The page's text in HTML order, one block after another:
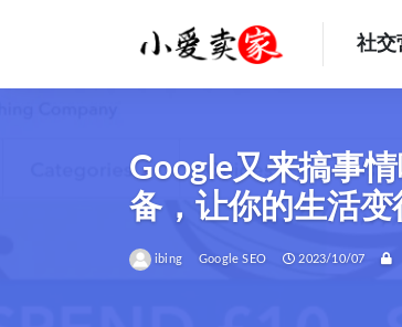
社交
Google又来搞事
备，让你的生活变
ibing Google SEO 2023/10/07